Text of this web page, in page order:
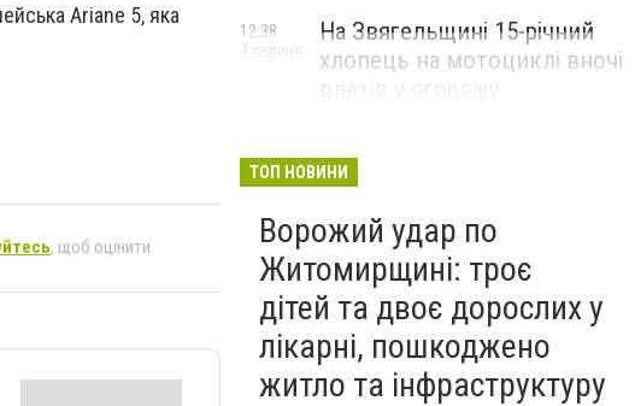
Ariane 5, яка
, щоб оцінити
На Звягельщині 15-річний
хлопець на мотоциклі вночі
12:38
4 серпня
ТОП НОВИНИ
Ворожий удар по
Житомирщині: троє
дітей та двоє дорослих у
лікарні, пошкоджено
житло та інфраструктуру